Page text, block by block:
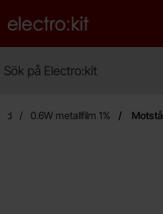
Startsidan för
0.6W metallfilm 1%